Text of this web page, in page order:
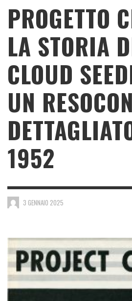
PROGETTO
LA STORIA
CLOUD
UN
1952
3 GENNAIO 2025